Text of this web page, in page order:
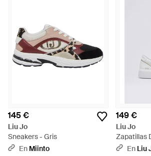
145 €
Liu Jo
Sneakers - Gris
En Miinto
149 €
Liu Jo
Zapatillas
En Liu